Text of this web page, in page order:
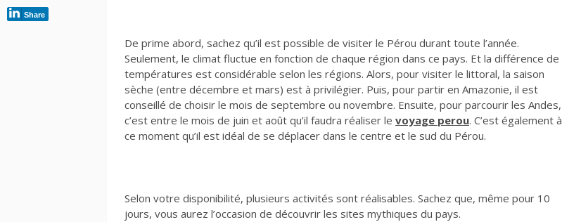
De prime abord, sachez qu’il est possible de visiter le Pérou durant toute l’année.
Seulement, le climat fluctue en fonction de chaque région dans ce pays. Et la différence de
températures est considérable selon les régions. Alors, pour visiter le littoral, la saison
sèche (entre décembre et mars) est à privilégier. Puis, pour partir en Amazonie, il est
conseillé de choisir le mois de septembre ou novembre. Ensuite, pour parcourir les Andes,
c’est entre le mois de juin et août qu’il faudra réaliser le voyage perou. C’est également à
ce moment qu’il est idéal de se déplacer dans le centre et le sud du Pérou.
Selon votre disponibilité, plusieurs activités sont réalisables. Sachez que, même pour 10
jours, vous aurez l’occasion de découvrir les sites mythiques du pays.
Share